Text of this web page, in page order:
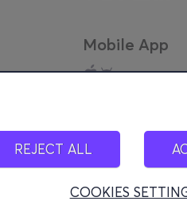
REJECT ALL
COOKIES
Mobile App